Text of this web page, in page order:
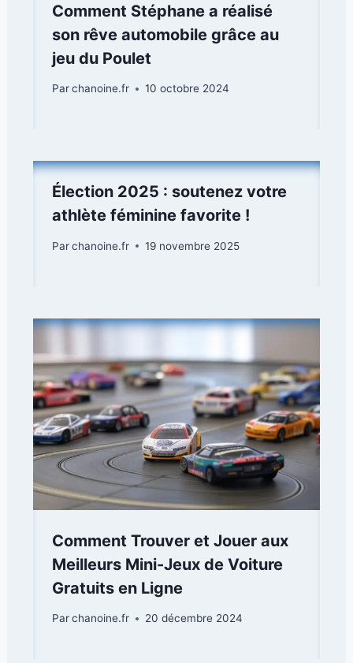
Comment Stéphane a réalisé
son rêve automobile grâce au
jeu du Poulet
Parchanoine.fr 10 octobre 2024
Élection 2025 : soutenez votre
athlète féminine favorite !
Parchanoine.fr 19 novembre 2025
Comment Trouver et Jouer aux
Meilleurs Mini-Jeux de Voiture
Gratuits en Ligne
Parchanoine.fr 20 décembre 2024